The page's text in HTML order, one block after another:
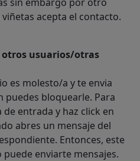
acepta el contacto.
otros usuarios/otras
es molesto/a y te envia
puedes bloquearle. Para
entrada y haz click en
abres un mensaje del
Entonces, este
enviarte mensajes.